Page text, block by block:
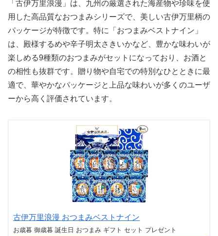
「古伊万里浪漫」は、九州の厳選された海産物や珍味を使
用した高品質なおつまみシリーズで、美しい古伊万里柄の
パッケージが特徴です。特に「おつまみベストナイン」
は、殿様するめや辛子明太さきいかなど、豊かな味わいが
楽しめる9種類のおつまみがセットになっており、お酒と
の相性も抜群です。贈り物や自宅での特別なひとときに最
適で、華やかなパッケージと上品な味わいが多くのユーザ
ーから高く評価されています。
古伊万里浪漫 おつまみベストナイン
お歳暮 御歳暮 誕生日 おつまみ ギフト セット プレゼント